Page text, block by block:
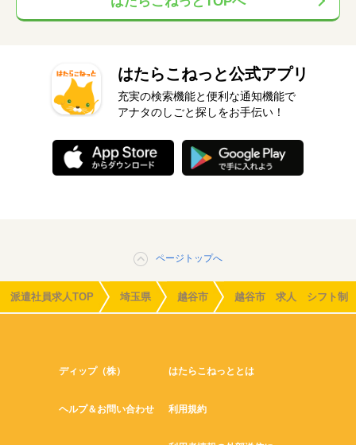
はたらこねっと公式アプリ
充実の検索機能と便利な通知機能で
アナタのしごと探しをお手伝い！
ページトップへ
派遣社員求人TOP 埼玉県 越谷市 越谷市 求人 シフト制
ディップ（株） はたらこねっととは
ヘルプ＆お問い合わせ 利用規約